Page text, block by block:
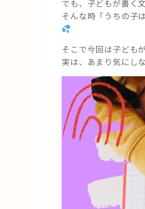
でも、子どもが書く
そんな時 「うちの
そこで今回は子ども
実は、あまり気にし